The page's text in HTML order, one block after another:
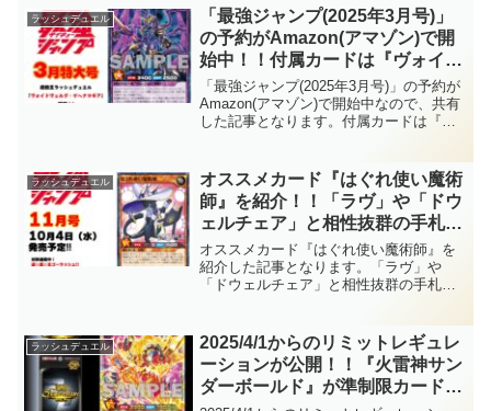
2025/6/4発売！！【遊戯王ラッシュデュ
エル】
ラッシュデュエル
「最強ジャンプ(2025年3月号)」
の予約がAmazon(アマゾン)で開
始中！！付属カードは『ヴォイド
ヴェルグ・ゲヘナマギア』！！強
力な除去と制圧を併せ持つフュー
ジョンです！！2025/2/4発売！！
「最強ジャンプ(2025年3月号)」の予約が
Amazon(アマゾン)で開始中なので、共有
した記事となります。付属カードは『ヴ
です！！2025/2/4発売！！【遊戯王ラッ
シュデュエル】
ラッシュデュエル
オススメカード『はぐれ使い魔術
師』を紹介！！「ラヴ」や「ドウ
ェルチェア」と相性抜群の手札交
換！！耐性付与も優秀ですし、
『セブンスロード・チャームウィ
ッチ』の素材としても適しますね
オススメカード『はぐれ使い魔術師』を
紹介した記事となります。「ラヴ」や
「ドウェルチェア」と相性抜群の手札交
しても適しますね～。【遊戯王ラッシュ
デュエル】
ラッシュデュエル
2025/4/1からのリミットレギュレ
ーションが公開！！『火雷神サン
ダーボールド』が準制限カードに